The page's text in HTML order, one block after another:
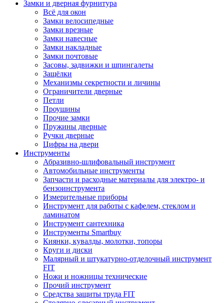
Замки и дверная фурнитура
Всё для окон
Замки велосипедные
Замки врезные
Замки навесные
Замки накладные
Замки почтовые
Засовы, задвижки и шпингалеты
Защёлки
Механизмы секретности и личины
Ограничители дверные
Петли
Проушины
Прочие замки
Пружины дверные
Ручки дверные
Цифры на двери
Инструменты
Абразивно-шлифовальный инструмент
Автомобильные инструменты
Запчасти и расходные материалы для электро- и
бензоинструмента
Измерительные приборы
Инструмент для работы с кафелем, стеклом и
ламинатом
Инструмент сантехника
Инструменты Smartbuy
Киянки, кувалды, молотки, топоры
Круги и диски
Малярный и штукатурно-отделочный инструмент
FIT
Ножи и ножницы технические
Прочий инструмент
Средства защиты труда FIT